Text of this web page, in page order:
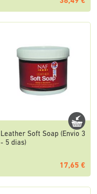
Leather Soft Soap (Envio 3
- 5 dias)
17,65 €